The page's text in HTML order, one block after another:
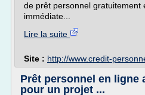
de prêt personnel gratuitement
immédiate...
Lire la suite
Site : http://www.credit-
Prêt personnel en ligne
pour un projet ...